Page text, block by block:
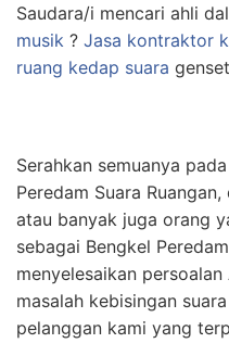
Saudara/i mencari ahli
musik ? Jasa kontraktor
ruang kedap suara
Serahkan semuanya
Peredam Suara
atau banyak juga orang
sebagai Bengkel
menyelesaikan
masalah kebisingan
pelanggan kami yang